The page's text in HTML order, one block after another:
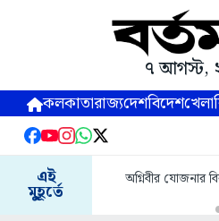
৭ আগস্ট,
কলকাতারাজ্যদেশবিদেশখেলা
এই
মুহূর্তে
অগ্নিবীর যোজনার